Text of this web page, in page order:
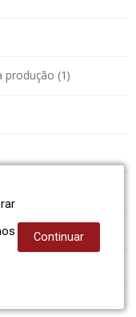
produção (1)
Continuar